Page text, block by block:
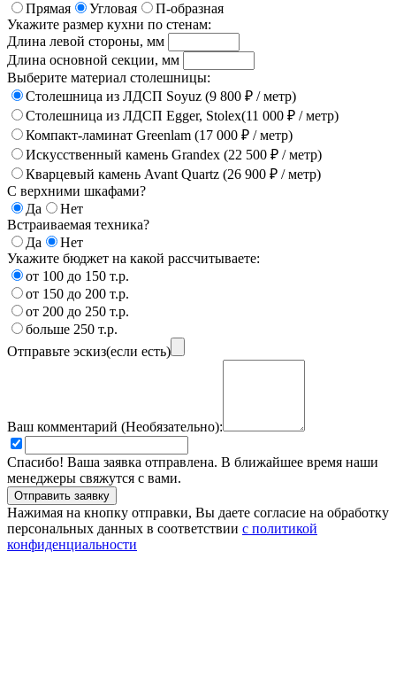
Прямая
Угловая
П-образная
Укажите размер кухни по стенам:
Длина левой стороны, мм
Длина основной секции, мм
Выберите материал столешницы:
Столешница из ЛДСП Soyuz (9 800 ₽ / метр)
Столешница из ЛДСП Egger, Stolex(11 000 ₽ / метр)
Компакт-ламинат Greenlam (17 000 ₽ / метр)
Искусственный камень Grandex (22 500 ₽ / метр)
Кварцевый камень Avant Quartz (26 900 ₽ / метр)
С верхними шкафами?
Да
Нет
Встраиваемая техника?
Да
Нет
Укажите бюджет на какой рассчитываете:
от 100 до 150 т.р.
от 150 до 200 т.р.
от 200 до 250 т.р.
больше 250 т.р.
Отправьте эскиз(если есть)
Ваш комментарий (Необязательно):
Спасибо! Ваша заявка отправлена. В ближайшее время наши
менеджеры свяжутся с вами.
Нажимая на кнопку отправки, Вы даете согласие на обработку
персональных данных в соответствии с политикой
конфиденциальности